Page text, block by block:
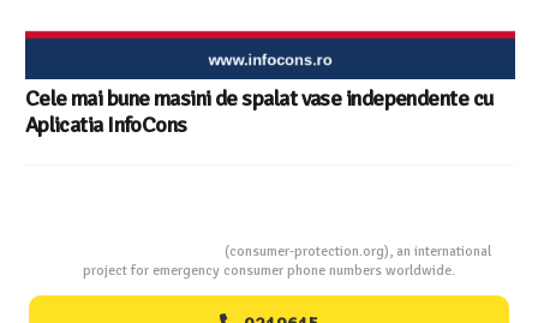
Cele mai bune masini de spalat vase independente cu
Aplicatia InfoCons
(consumer-protection.org), an international
project for emergency consumer phone numbers worldwide.